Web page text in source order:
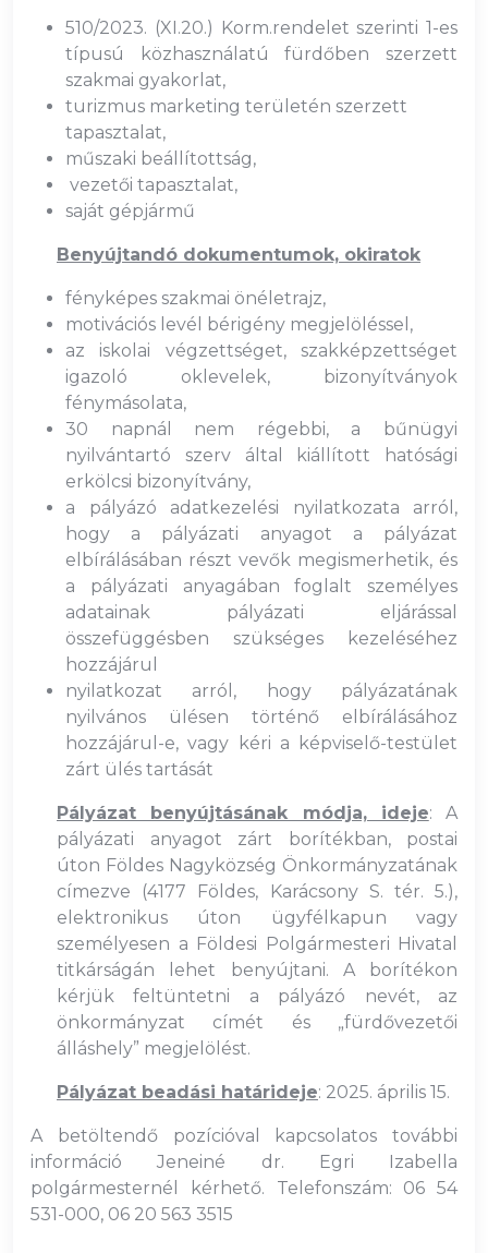
510/2023. (XI.20.) Korm.rendelet szerinti 1-es
típusú közhasználatú fürdőben szerzett
szakmai gyakorlat,
turizmus marketing területén szerzett
tapasztalat,
műszaki beállítottság,
vezetői tapasztalat,
saját gépjármű
Benyújtandó dokumentumok, okiratok
fényképes szakmai önéletrajz,
motivációs levél bérigény megjelöléssel,
az iskolai végzettséget, szakképzettséget
igazoló oklevelek, bizonyítványok
fénymásolata,
30 napnál nem régebbi, a bűnügyi
nyilvántartó szerv által kiállított hatósági
erkölcsi bizonyítvány,
a pályázó adatkezelési nyilatkozata arról,
hogy a pályázati anyagot a pályázat
elbírálásában részt vevők megismerhetik, és
a pályázati anyagában foglalt személyes
adatainak pályázati eljárással
összefüggésben szükséges kezeléséhez
hozzájárul
nyilatkozat arról, hogy pályázatának
nyilvános ülésen történő elbírálásához
hozzájárul-e, vagy kéri a képviselő-testület
zárt ülés tartását
Pályázat benyújtásának módja, ideje: A
pályázati anyagot zárt borítékban, postai
úton Földes Nagyközség Önkormányzatának
címezve (4177 Földes, Karácsony S. tér. 5.),
elektronikus úton ügyfélkapun vagy
személyesen a Földesi Polgármesteri Hivatal
titkárságán lehet benyújtani. A borítékon
kérjük feltüntetni a pályázó nevét, az
önkormányzat címét és „fürdővezetői
álláshely” megjelölést.
Pályázat beadási határideje: 2025. április 15.
A betöltendő pozícióval kapcsolatos további
információ Jeneiné dr. Egri Izabella
polgármesternél kérhető. Telefonszám: 06 54
531-000, 06 20 563 3515